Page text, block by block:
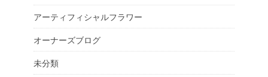
アーティフィシャルフラワー
オーナーズブログ
未分類